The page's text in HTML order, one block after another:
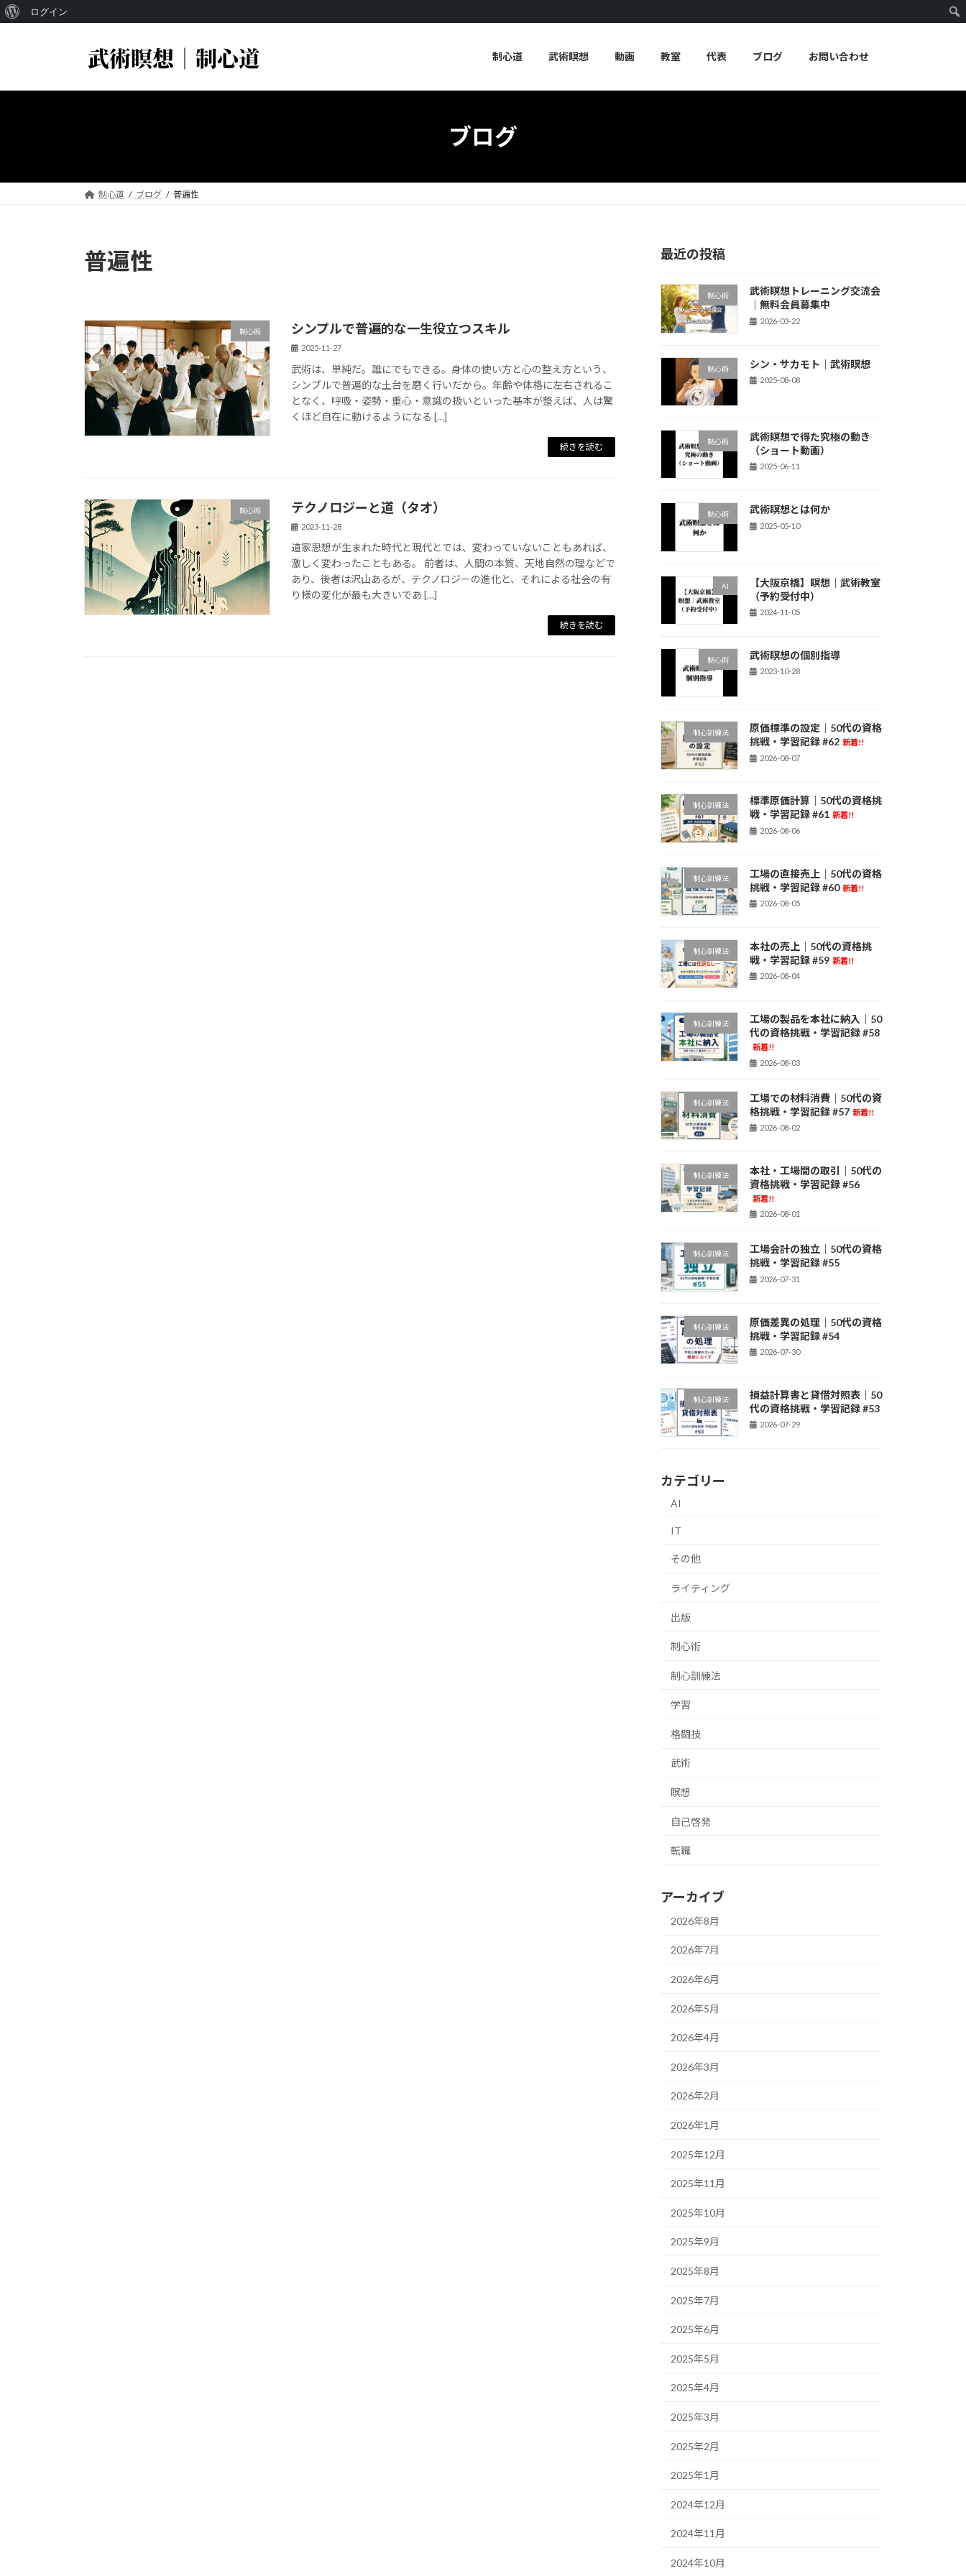
プ
動
WordPress
ログイン
制心道 武術瞑想 動画 教室 代表 ブログ お問い合わせ
ブログ
制心道 ブログ 普遍性
普遍性
制心術 シンプルで普遍的な一生役立つスキル
2025-11-27
武術は、単純だ。誰にでもできる。身体の使い方と心の整え方という、
シンプルで普遍的な土台を磨く行いだから。年齢や体格に左右されるこ
となく、呼吸・姿勢・重心・意識の扱いといった基本が整えば、人は驚
くほど自在に動けるようになる […]
続きを読む
制心術 テクノロジーと道（タオ）
2023-11-28
道家思想が生まれた時代と現代とでは、変わっていないこともあれば、
激しく変わったこともある。 前者は、人間の本質、天地自然の理などで
あり、後者は沢山あるが、テクノロジーの進化と、それによる社会の有
り様の変化が最も大きいであ […]
続きを読む
最近の投稿
制心術
武術瞑想トレーニング交流会
｜無料会員募集中
2026-03-22
制心術 シン・サカモト｜武術瞑想
2025-08-08
制心術
武術瞑想で得た究極の動き
（ショート動画）
2025-06-11
制心術 武術瞑想とは何か
2025-05-10
AI
【大阪京橋】瞑想｜武術教室
（予約受付中）
2024-11-05
制心術 武術瞑想の個別指導
2023-10-28
制心訓練法
原価標準の設定｜50代の資格
挑戦・学習記録 #62 新着!!
2026-08-07
制心訓練法
標準原価計算｜50代の資格挑
戦・学習記録 #61 新着!!
2026-08-06
制心訓練法
工場の直接売上｜50代の資格
挑戦・学習記録 #60 新着!!
2026-08-05
制心訓練法
本社の売上｜50代の資格挑
戦・学習記録 #59 新着!!
2026-08-04
制心訓練法
工場の製品を本社に納入｜50
代の資格挑戦・学習記録 #58
新着!!
2026-08-03
制心訓練法
工場での材料消費｜50代の資
格挑戦・学習記録 #57 新着!!
2026-08-02
制心訓練法
本社・工場間の取引｜50代の
資格挑戦・学習記録 #56
新着!!
2026-08-01
制心訓練法
工場会計の独立｜50代の資格
挑戦・学習記録 #55
2026-07-31
制心訓練法
原価差異の処理｜50代の資格
挑戦・学習記録 #54
2026-07-30
制心訓練法
損益計算書と貸借対照表｜50
代の資格挑戦・学習記録 #53
2026-07-29
カテゴリー
AI
IT
その他
ライティング
出版
制心術
制心訓練法
学習
格闘技
武術
瞑想
自己啓発
転職
アーカイブ
2026年8月
2026年7月
2026年6月
2026年5月
2026年4月
2026年3月
2026年2月
2026年1月
2025年12月
2025年11月
2025年10月
2025年9月
2025年8月
2025年7月
2025年6月
2025年5月
2025年4月
2025年3月
2025年2月
2025年1月
2024年12月
2024年11月
2024年10月